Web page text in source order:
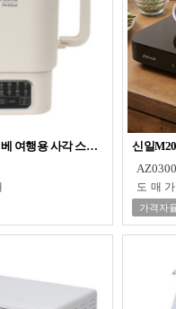
여행용 사각 스텐 멀티포트 전기
신일
도매가
가격자